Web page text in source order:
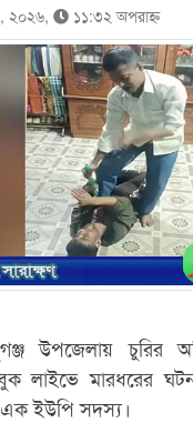
২০২৬, ১১:৩২ অপরাহ্ণ
উপজেলায়
লাইভে মারধরের
এক ইউপি সদস্য।